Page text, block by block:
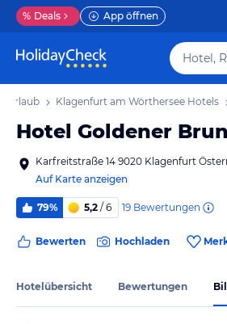
% Deals App öffnen
Urlaub Klagenfurt am Wörthersee Hotels
Hotel Goldener
Karfreitstraße 14 9020 Klagenfurt
Auf Karte anzeigen
79% 5,2 / 6 19 Bewertungen
Bewerten Hochladen
Hotelübersicht Bewertungen